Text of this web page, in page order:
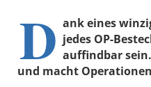
D ank eines
jedes OP-
auffindbar
und macht